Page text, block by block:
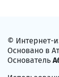
© Интернет-
Основано в
Основатель